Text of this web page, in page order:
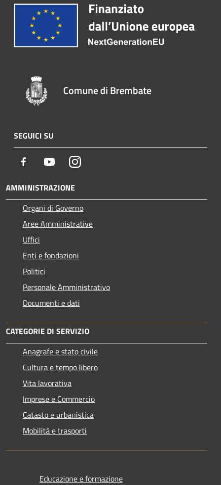
Comune di Brembate
SEGUICI SU
Facebook YoutubeInstagram
AMMINISTRAZIONE
Organi di Governo
Aree Amministrative
Uffici
Enti e fondazioni
Politici
Personale Amministrativo
Documenti e dati
CATEGORIE DI SERVIZIO
Anagrafe e stato civile
Cultura e tempo libero
Vita lavorativa
Imprese e Commercio
Catasto e urbanistica
Mobilità e trasporti
Educazione e formazione